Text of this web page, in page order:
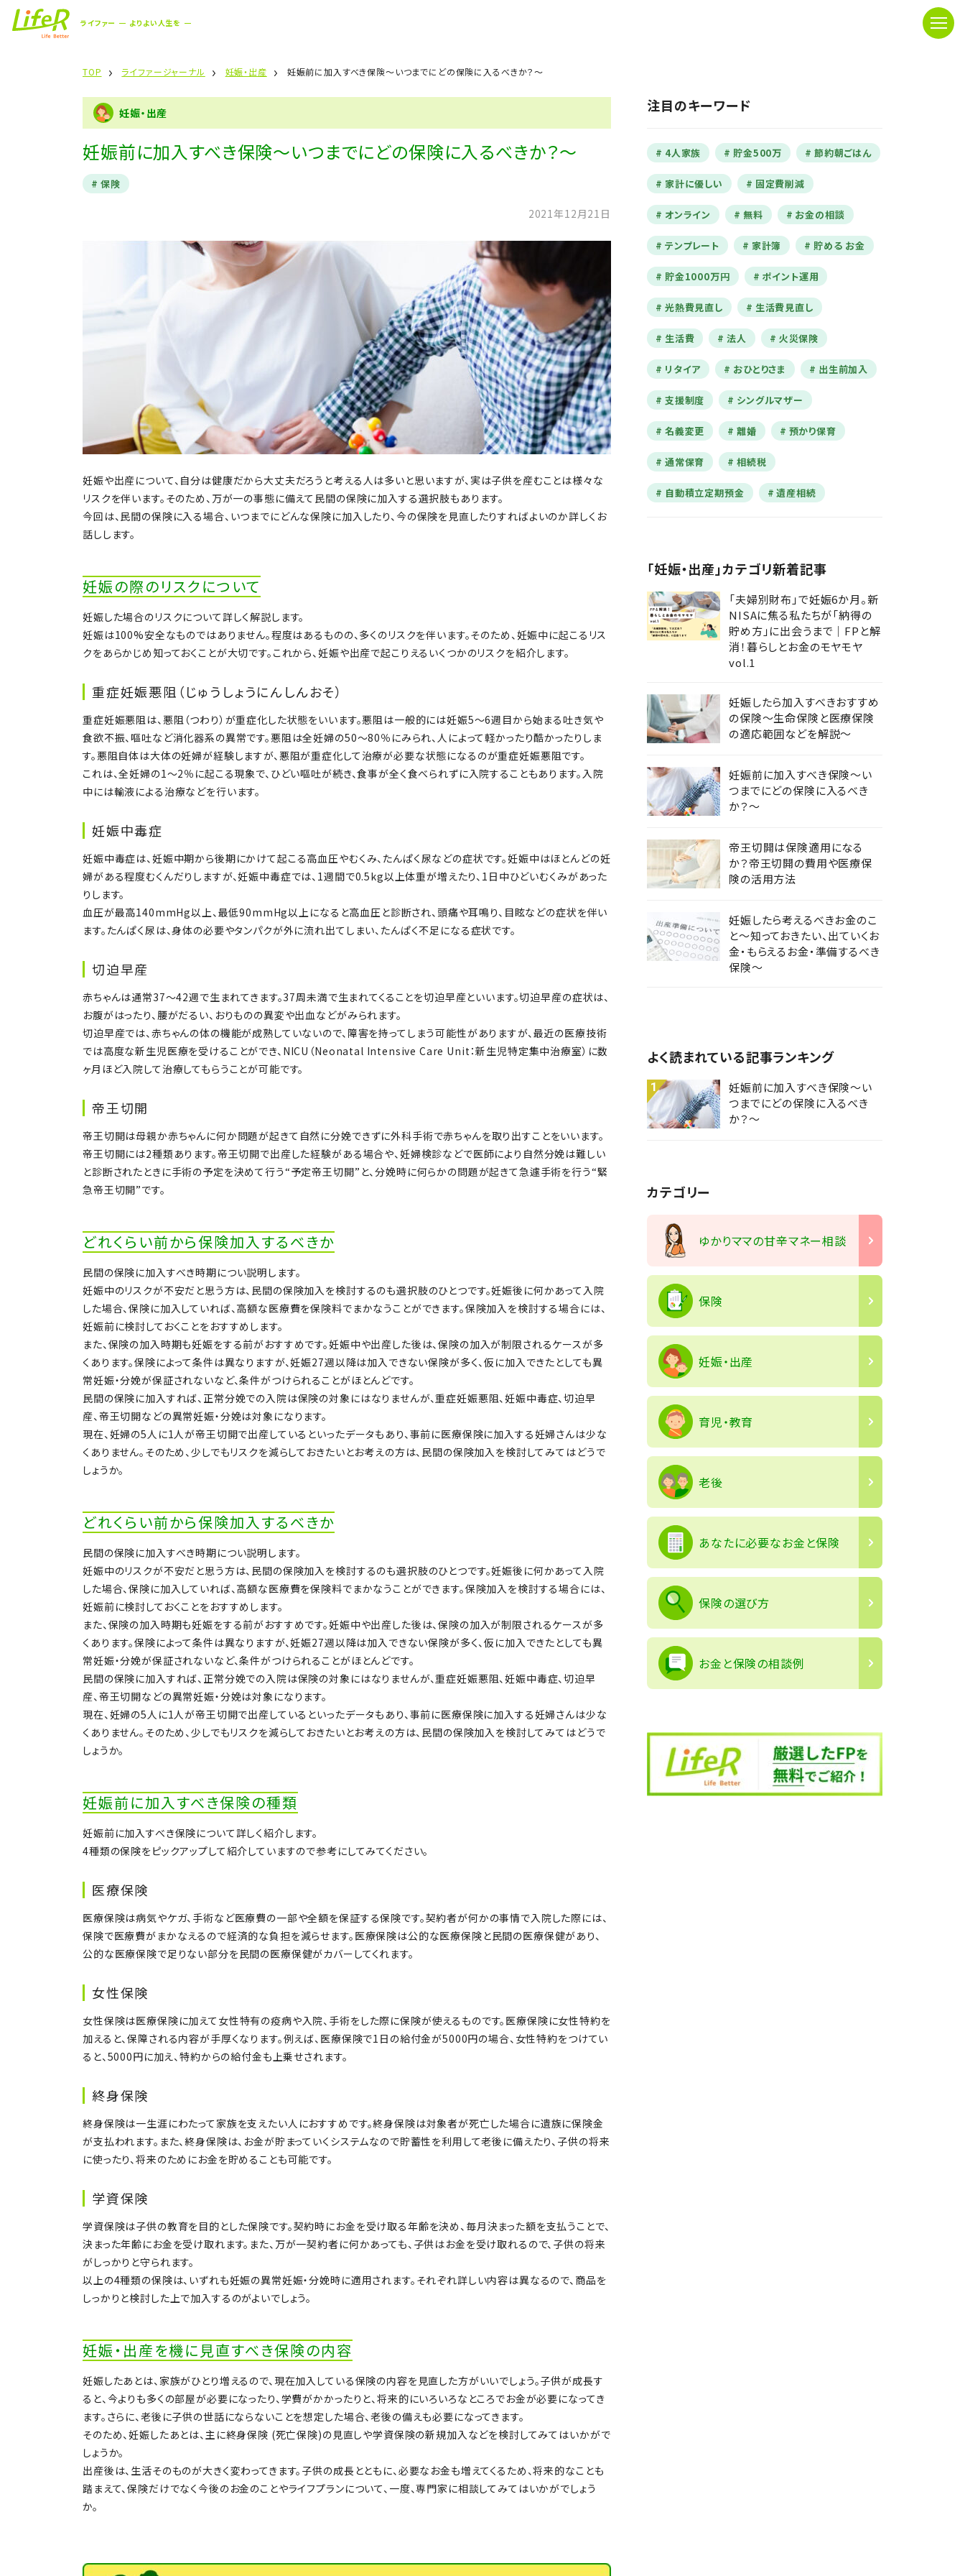
ライファー よりよい人生を
TOP ライファージャーナル 妊娠・出産 妊娠前に加入すべき保険～いつまでにどの保険に入るべきか？～
妊娠・出産
妊娠前に加入すべき保険～いつまでにどの保険に入るべきか？～
保険
2021年12月21日
妊娠や出産について、自分は健康だから大丈夫だろうと考える人は多いと思いますが、実は子供を産むことは様々な
リスクを伴います。そのため、万が一の事態に備えて民間の保険に加入する選択肢もあります。
今回は、民間の保険に入る場合、いつまでにどんな保険に加入したり、今の保険を見直したりすればよいのか詳しくお
話しします。
妊娠の際のリスクについて
妊娠した場合のリスクについて詳しく解説します。
妊娠は100%安全なものではありません。程度はあるものの、多くのリスクを伴います。そのため、妊娠中に起こるリス
クをあらかじめ知っておくことが大切です。これから、妊娠や出産で起こりえるいくつかのリスクを紹介します。
重症妊娠悪阻（じゅうしょうにんしんおそ）
重症妊娠悪阻は、悪阻（つわり）が重症化した状態をいいます。悪阻は一般的には妊娠5～6週目から始まる吐き気や
食欲不振、嘔吐など消化器系の異常です。悪阻は全妊婦の50〜80％にみられ、人によって軽かったり酷かったりしま
す。悪阻自体は大体の妊婦が経験しますが、悪阻が重症化して治療が必要な状態になるのが重症妊娠悪阻です。
これは、全妊婦の1〜2％に起こる現象で、ひどい嘔吐が続き、食事が全く食べられずに入院することもあります。入院
中には輸液による治療などを行います。
妊娠中毒症
妊娠中毒症は、妊娠中期から後期にかけて起こる高血圧やむくみ、たんぱく尿などの症状です。妊娠中はほとんどの妊
婦がある程度むくんだりしますが、妊娠中毒症では、1週間で0.5kg以上体重が増えたり、1日中ひどいむくみがあった
りします。
血圧が最高140mmHg以上、最低90mmHg以上になると高血圧と診断され、頭痛や耳鳴り、目眩などの症状を伴い
ます。たんぱく尿は、身体の必要やタンパクが外に流れ出てしまい、たんぱく不足になる症状です。
切迫早産
赤ちゃんは通常37〜42週で生まれてきます。37周未満で生まれてくることを切迫早産といいます。切迫早産の症状は、
お腹がはったり、腰がだるい、おりものの異変や出血などがみられます。
切迫早産では、赤ちゃんの体の機能が成熟していないので、障害を持ってしまう可能性がありますが、最近の医療技術
では高度な新生児医療を受けることができ、NICU（Neonatal Intensive Care Unit：新生児特定集中治療室）に数
ヶ月ほど入院して治療してもらうことが可能です。
帝王切開
帝王切開は母親か赤ちゃんに何か問題が起きて自然に分娩できずに外科手術で赤ちゃんを取り出すことをいいます。
帝王切開には2種類あります。帝王切開で出産した経験がある場合や、妊婦検診などで医師により自然分娩は難しい
と診断されたときに手術の予定を決めて行う“予定帝王切開”と、分娩時に何らかの問題が起きて急遽手術を行う“緊
急帝王切開”です。
どれくらい前から保険加入するべきか
民間の保険に加入すべき時期につい説明します。
妊娠中のリスクが不安だと思う方は、民間の保険加入を検討するのも選択肢のひとつです。妊娠後に何かあって入院
した場合、保険に加入していれば、高額な医療費を保険料でまかなうことができます。保険加入を検討する場合には、
妊娠前に検討しておくことをおすすめします。
また、保険の加入時期も妊娠をする前がおすすめです。妊娠中や出産した後は、保険の加入が制限されるケースが多
くあります。保険によって条件は異なりますが、妊娠27週以降は加入できない保険が多く、仮に加入できたとしても異
常妊娠・分娩が保証されないなど、条件がつけられることがほとんどです。
民間の保険に加入すれば、正常分娩での入院は保険の対象にはなりませんが、重症妊娠悪阻、妊娠中毒症、切迫早
産、帝王切開などの異常妊娠・分娩は対象になります。
現在、妊婦の5人に1人が帝王切開で出産しているといったデータもあり、事前に医療保険に加入する妊婦さんは少な
くありません。そのため、少しでもリスクを減らしておきたいとお考えの方は、民間の保険加入を検討してみてはどうで
しょうか。
どれくらい前から保険加入するべきか
民間の保険に加入すべき時期につい説明します。
妊娠中のリスクが不安だと思う方は、民間の保険加入を検討するのも選択肢のひとつです。妊娠後に何かあって入院
した場合、保険に加入していれば、高額な医療費を保険料でまかなうことができます。保険加入を検討する場合には、
妊娠前に検討しておくことをおすすめします。
また、保険の加入時期も妊娠をする前がおすすめです。妊娠中や出産した後は、保険の加入が制限されるケースが多
くあります。保険によって条件は異なりますが、妊娠27週以降は加入できない保険が多く、仮に加入できたとしても異
常妊娠・分娩が保証されないなど、条件がつけられることがほとんどです。
民間の保険に加入すれば、正常分娩での入院は保険の対象にはなりませんが、重症妊娠悪阻、妊娠中毒症、切迫早
産、帝王切開などの異常妊娠・分娩は対象になります。
現在、妊婦の5人に1人が帝王切開で出産しているといったデータもあり、事前に医療保険に加入する妊婦さんは少な
くありません。そのため、少しでもリスクを減らしておきたいとお考えの方は、民間の保険加入を検討してみてはどうで
しょうか。
妊娠前に加入すべき保険の種類
妊娠前に加入すべき保険について詳しく紹介します。
4種類の保険をピックアップして紹介していますので参考にしてみてください。
医療保険
医療保険は病気やケガ、手術など医療費の一部や全額を保証する保険です。契約者が何かの事情で入院した際には、
保険で医療費がまかなえるので経済的な負担を減らせます。医療保険は公的な医療保険と民間の医療保健があり、
公的な医療保険で足りない部分を民間の医療保健がカバーしてくれます。
女性保険
女性保険は医療保険に加えて女性特有の疫病や入院、手術をした際に保険が使えるものです。医療保険に女性特約を
加えると、保障される内容が手厚くなります。例えば、医療保険で1日の給付金が5000円の場合、女性特約をつけてい
ると、5000円に加え、特約からの給付金も上乗せされます。
終身保険
終身保険は一生涯にわたって家族を支えたい人におすすめです。終身保険は対象者が死亡した場合に遺族に保険金
が支払われます。また、終身保険は、お金が貯まっていくシステムなので貯蓄性を利用して老後に備えたり、子供の将来
に使ったり、将来のためにお金を貯めることも可能です。
学資保険
学資保険は子供の教育を目的とした保険です。契約時にお金を受け取る年齢を決め、毎月決まった額を支払うことで、
決まった年齢にお金を受け取れます。また、万が一契約者に何かあっても、子供はお金を受け取れるので、子供の将来
がしっかりと守られます。
以上の4種類の保険は、いずれも妊娠の異常妊娠・分娩時に適用されます。それぞれ詳しい内容は異なるので、商品を
しっかりと検討した上で加入するのがよいでしょう。
妊娠・出産を機に見直すべき保険の内容
妊娠したあとは、家族がひとり増えるので、現在加入している保険の内容を見直した方がいいでしょう。子供が成長す
ると、今よりも多くの部屋が必要になったり、学費がかかったりと、将来的にいろいろなところでお金が必要になってき
ます。さらに、老後に子供の世話にならないことを想定した場合、老後の備えも必要になってきます。
そのため、妊娠したあとは、主に終身保険 (死亡保険)の見直しや学資保険の新規加入などを検討してみてはいかがで
しょうか。
出産後は、生活そのものが大きく変わってきます。子供の成長とともに、必要なお金も増えてくるため、将来的なことも
踏まえて、保険だけでなく今後のお金のことやライフプランについて、一度、専門家に相談してみてはいかがでしょう
か。
注目のキーワード
4人家族 貯金500万 節約朝ごはん
家計に優しい 固定費削減
オンライン 無料 お金の相談
テンプレート 家計簿 貯める お金
貯金1000万円 ポイント運用
光熱費見直し 生活費見直し
生活費 法人 火災保険
リタイア おひとりさま 出生前加入
支援制度 シングルマザー
名義変更 離婚 預かり保育
通常保育 相続税
自動積立定期預金 遺産相続
「妊娠・出産」カテゴリ新着記事
「夫婦別財布」で妊娠6か月。新
NISAに焦る私たちが「納得の
貯め方」に出会うまで｜FPと解
消！暮らしとお金のモヤモヤ
vol.1
妊娠したら加入すべきおすすめ
の保険～生命保険と医療保険
の適応範囲などを解説～
妊娠前に加入すべき保険～い
つまでにどの保険に入るべき
か？～
帝王切開は保険適用になる
か？帝王切開の費用や医療保
険の活用方法
妊娠したら考えるべきお金のこ
と～知っておきたい、出ていくお
金・もらえるお金・準備するべき
保険～
よく読まれている記事ランキング
1
妊娠前に加入すべき保険～い
つまでにどの保険に入るべき
か？～
カテゴリー
ゆかりママの甘辛マネー相談
保険
妊娠・出産
育児・教育
老後
あなたに必要なお金と保険
保険の選び方
お金と保険の相談例